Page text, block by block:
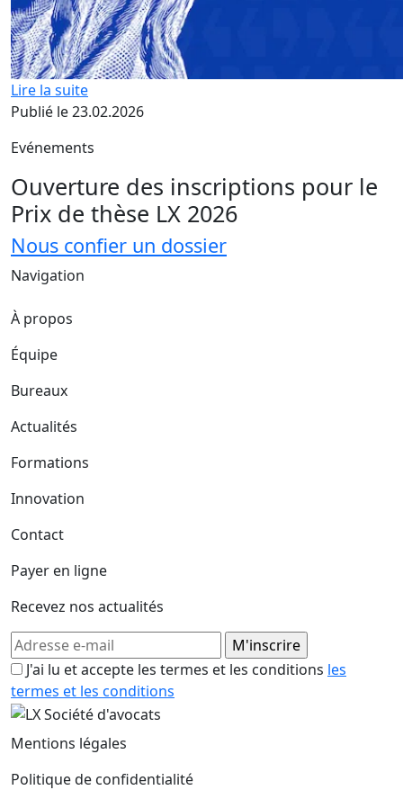
Lire la suite
Publié le 23.02.2026
Evénements
Ouverture des inscriptions pour le
Prix de thèse LX 2026
Nous confier un dossier
Navigation
À propos
Équipe
Bureaux
Actualités
Formations
Innovation
Contact
Payer en ligne
Recevez nos actualités
J'ai lu et accepte les termes et les conditions les
termes et les conditions
Mentions légales
Politique de confidentialité